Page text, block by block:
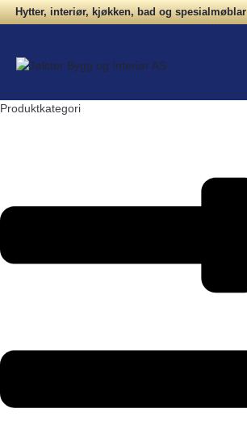
Hytter, interiør, kjøkken, bad og spesialmøblar
Produktkategori